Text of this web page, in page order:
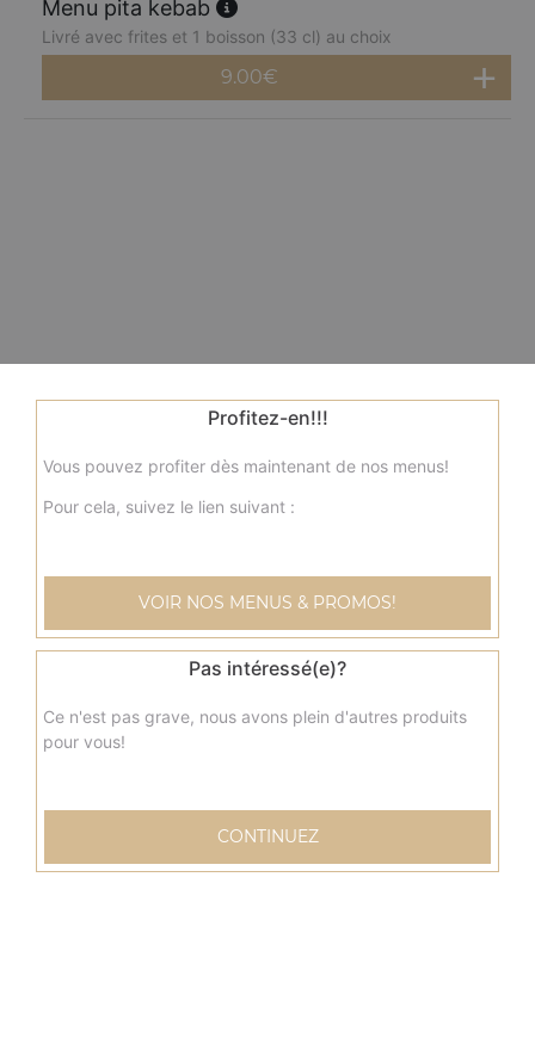
Menu pita kebab
Livré avec frites et 1 boisson (33 cl) au choix
9.00€
Profitez-en!!!
Vous pouvez profiter dès maintenant de nos menus!
Pour cela, suivez le lien suivant :
VOIR NOS MENUS & PROMOS!
Pas intéressé(e)?
Ce n'est pas grave, nous avons plein d'autres produits
pour vous!
CONTINUEZ